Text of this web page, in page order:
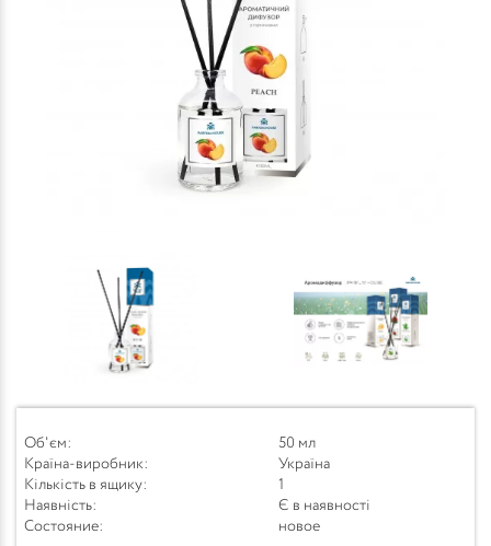
Об'єм:
50 мл
Країна-виробник:
Україна
Кількість в ящику:
1
Наявність:
Є в наявності
Состояние:
новое